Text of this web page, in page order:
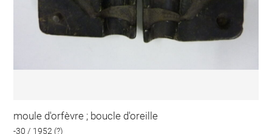
moule d'orfèvre ; boucle d'oreille
-30 / 1952 (?)